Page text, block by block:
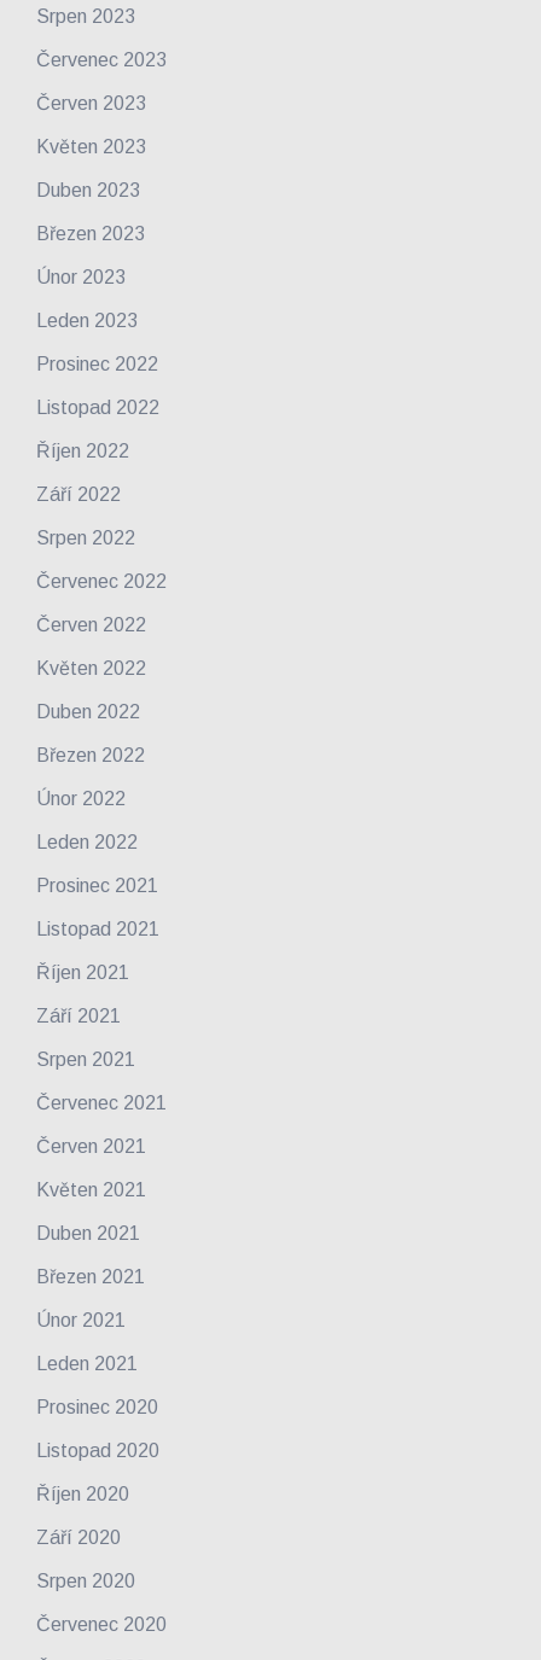
Srpen 2023
Červenec 2023
Červen 2023
Květen 2023
Duben 2023
Březen 2023
Únor 2023
Leden 2023
Prosinec 2022
Listopad 2022
Říjen 2022
Září 2022
Srpen 2022
Červenec 2022
Červen 2022
Květen 2022
Duben 2022
Březen 2022
Únor 2022
Leden 2022
Prosinec 2021
Listopad 2021
Říjen 2021
Září 2021
Srpen 2021
Červenec 2021
Červen 2021
Květen 2021
Duben 2021
Březen 2021
Únor 2021
Leden 2021
Prosinec 2020
Listopad 2020
Říjen 2020
Září 2020
Srpen 2020
Červenec 2020